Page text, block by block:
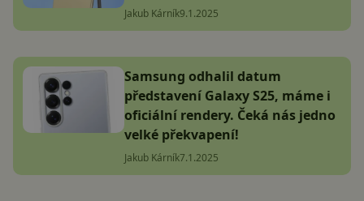
Jakub Kárník9.1.2025
Samsung odhalil datum
představení Galaxy S25, máme i
oficiální rendery. Čeká nás jedno
velké překvapení!
Jakub Kárník7.1.2025